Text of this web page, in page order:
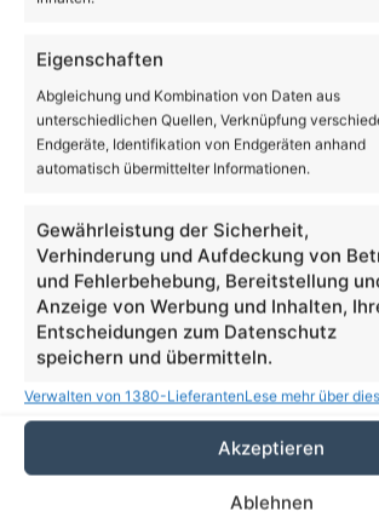
Eigenschaften
Abgleichung und Kombination von Daten aus
unterschiedlichen Quellen, Verknüpfung
Endgeräte, Identifikation von Endgeräten anhand
automatisch übermittelter Informationen.
Gewährleistung der Sicherheit,
Verhinderung und Aufdeckung von
und Fehlerbehebung, Bereitstellung
Anzeige von Werbung und Inhalten,
Entscheidungen zum Datenschutz
speichern und übermitteln.
Verwalten von 1380-LieferantenLese mehr über
Akzeptieren
Ablehnen
Aus dem Rathaus
Bernau: Der